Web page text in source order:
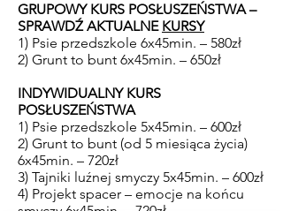
GRUPOWY KURS POSŁUSZEŃSTWA –
SPRAWDŹ AKTUALNE KURSY
1) Psie przedszkole 6x45min. – 580zł
2) Grunt to bunt 6x45min. – 650zł
INDYWIDUALNY KURS
POSŁUSZEŃSTWA
1) Psie przedszkole 5x45min. – 600zł
2) Grunt to bunt (od 5 miesiąca życia)
6x45min. – 720zł
3) Tajniki luźnej smyczy 5x45min. – 600zł
4) Projekt spacer – emocje na końcu